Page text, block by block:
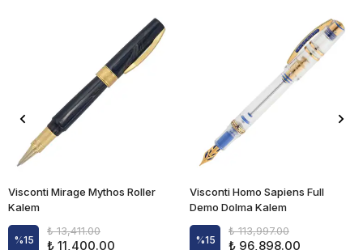
Visconti Mirage Mythos Roller
Kalem
%15
₺ 13,411.00
₺ 11,400.00
Visconti Homo Sapiens Full
Demo Dolma Kalem
%15
₺ 113,997.00
₺ 96,898.00